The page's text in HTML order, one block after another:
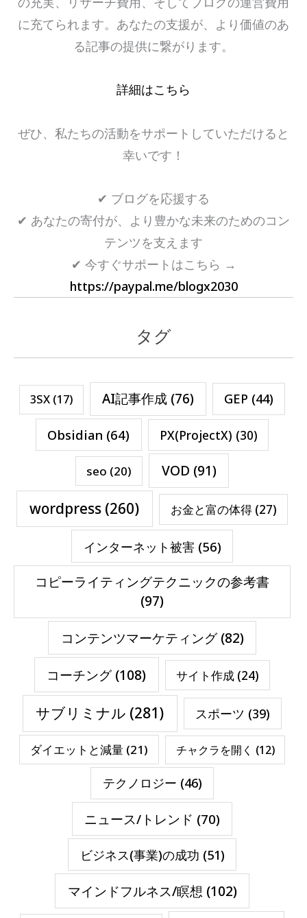
に充てられます。あなたの支援が、より価値のあ
る記事の提供に繋がります。
詳細はこちら
ぜひ、私たちの活動をサポートしていただけると
幸いです！
✔ ブログを応援する
✔ あなたの寄付が、より豊かな未来のためのコン
テンツを支えます
✔ 今すぐサポートはこちら →
https://paypal.me/blogx2030
タグ
3SX(17) AI記事作成(76) GEP (44)
Obsidian (64) PX(ProjectX) (30)
seo (20) VOD (91)
wordpress (260) お金と富の体得(27)
インターネット被害(56)
コピーライティングテクニックの参考書
(97)
コンテンツマーケティング(82)
コーチング(108) サイト作成 (24)
サブリミナル (281) スポーツ (39)
ダイエットと減量 (21) チャクラを開く (12)
テクノロジー (46)
ニュース/トレンド (70)
ビジネス(事業)の成功 (51)
マインドフルネス/瞑想 (102)